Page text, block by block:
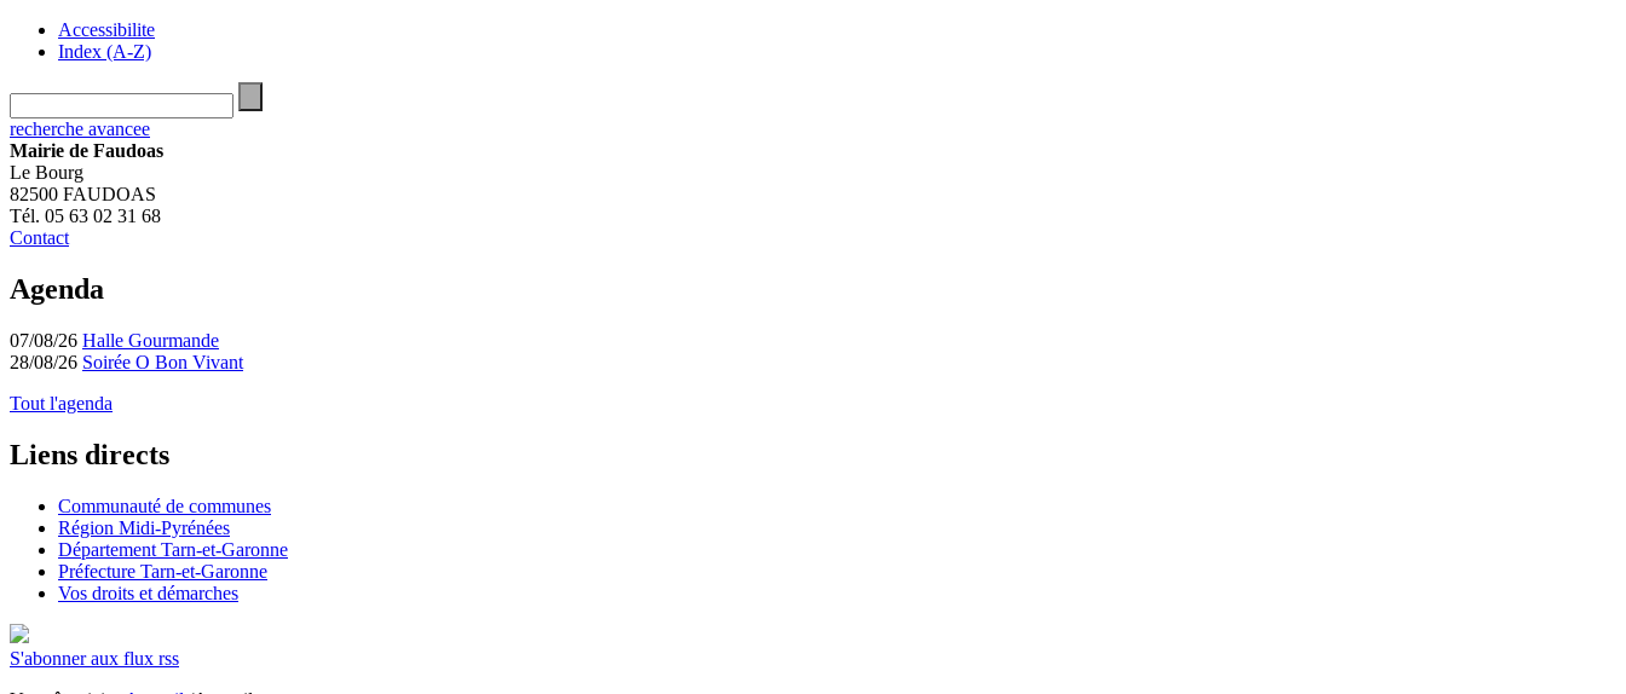
Accessibilite
Index (A-Z)
recherche avancee
Mairie de Faudoas
Le Bourg
82500 FAUDOAS
Tél. 05 63 02 31 68
Contact
Agenda
07/08/26 Halle Gourmande
28/08/26 Soirée O Bon Vivant
Tout l'agenda
Liens directs
Communauté de communes
Région Midi-Pyrénées
Département Tarn-et-Garonne
Préfecture Tarn-et-Garonne
Vos droits et démarches
S'abonner aux flux rss